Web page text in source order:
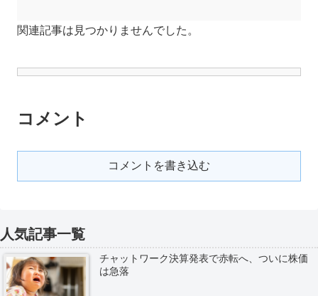
関連記事は見つかりませんでした。
コメント
コメントを書き込む
人気記事一覧
チャットワーク決算発表で赤転へ、ついに株価
は急落